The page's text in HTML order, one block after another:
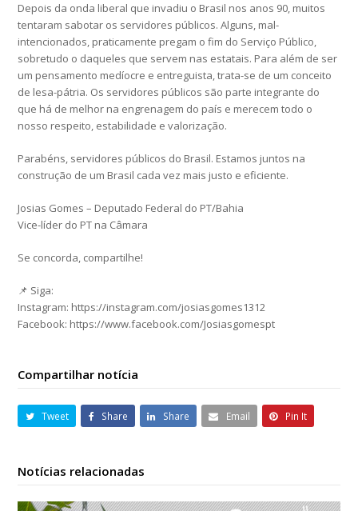
Depois da onda liberal que invadiu o Brasil nos anos 90, muitos
tentaram sabotar os servidores públicos. Alguns, mal-
intencionados, praticamente pregam o fim do Serviço Público,
sobretudo o daqueles que servem nas estatais. Para além de ser
um pensamento medíocre e entreguista, trata-se de um conceito
de lesa-pátria. Os servidores públicos são parte integrante do
que há de melhor na engrenagem do país e merecem todo o
nosso respeito, estabilidade e valorização.
Parabéns, servidores públicos do Brasil. Estamos juntos na
construção de um Brasil cada vez mais justo e eficiente.
Josias Gomes – Deputado Federal do PT/Bahia
Vice-líder do PT na Câmara
Se concorda, compartilhe!
📌 Siga:
Instagram: https://instagram.com/josiasgomes1312
Facebook: https://www.facebook.com/Josiasgomespt
Compartilhar notícia
Tweet Share Share Email Pin It
Notícias relacionadas